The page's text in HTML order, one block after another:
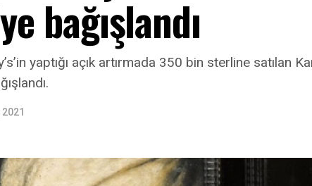
bağışlandı
yaptığı açık artırmada 350 bin sterline satılan